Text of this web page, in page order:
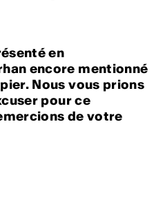
en
encore mentionné
Nous vous prions
pour ce
de votre